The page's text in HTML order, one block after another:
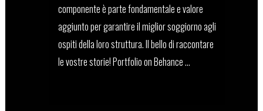
componente è parte fondamentale e valore
aggiunto per garantire il miglior soggiorno agli
ospiti della loro struttura. Il bello di raccontare
le vostre storie! Portfolio on Behance ...